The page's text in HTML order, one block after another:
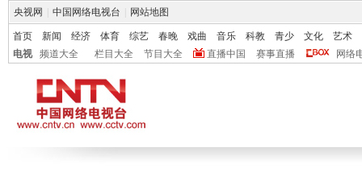
央视网 中国网络电视台 网站地图
首页 新闻 经济 体育 综艺 春晚 戏曲 音乐 科教 青少 文化
艺术
电视
频道大全 栏目大全 节目大全 直播中国 赛事直播 网络